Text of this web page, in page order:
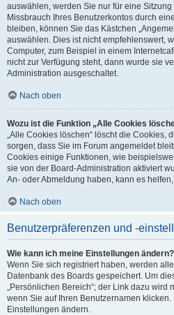
auswählen, werden Sie nur für eine
Missbrauch Ihres Benutzerkontos durch
bleiben, können Sie das Kästchen
auswählen. Dies ist nicht empfehlenswert,
Computer, zum Beispiel in einem
nicht zur Verfügung steht, dann wurde sie
Administration ausgeschaltet.
Nach oben
Wozu ist die Funktion „Alle Cookies
„Alle Cookies löschen“ löscht die Cookies,
sorgen, dass Sie im Forum angemeldet
Cookies einige Funktionen, wie
sie von der Board-Administration aktiviert
An- oder Abmeldung haben, kann es
Nach oben
Benutzerpräferenzen und -
Wie kann ich meine Einstellungen ändern?
Wenn Sie sich registriert haben, werden
Datenbank des Boards gespeichert. Um
„Persönlichen Bereich“; der Link dazu wird
wenn Sie auf Ihren Benutzernamen
Einstellungen ändern.